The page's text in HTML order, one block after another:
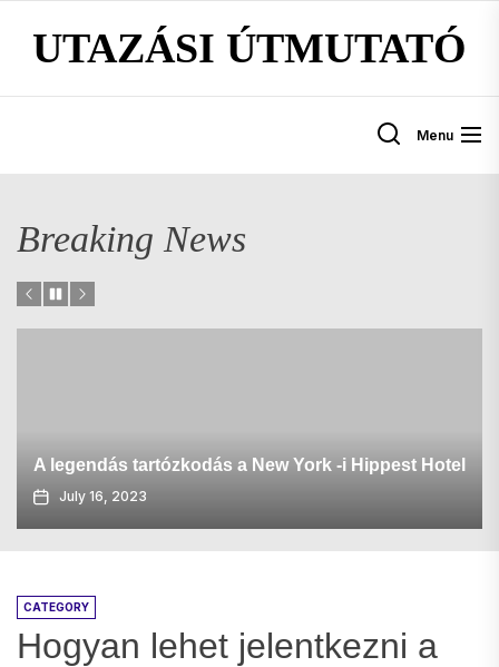
content
UTAZÁSI ÚTMUTATÓ
Menu
Breaking News
A legendás tartózkodás a New York -i Hippest Hotel
July 16, 2023
CATEGORY
Hogyan lehet jelentkezni a